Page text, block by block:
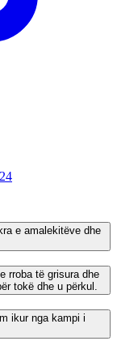
24
e amalekitëve dhe
rroba të grisura dhe
tokë dhe u përkul.
ikur nga kampi i